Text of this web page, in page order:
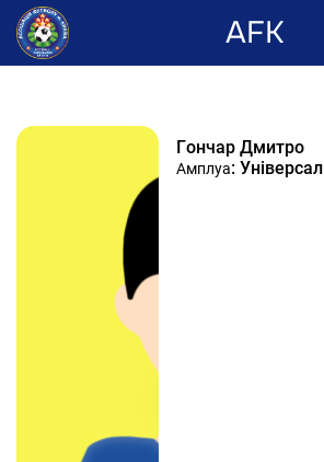
AFK
Гончар Дмитро
Амплуа: Універсал